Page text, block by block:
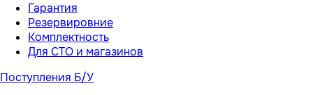
Гарантия
Резервировние
Комплектность
Для СТО и магазинов
Поступления Б/У